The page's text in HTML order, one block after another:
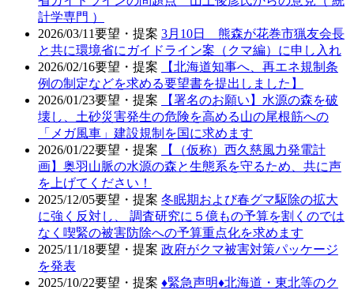
計学専門 ）
2026/03/11要望・提案 3月10日 熊森が花巻市猟友会長
と共に環境省にガイドライン案（クマ編）に申し入れ
2026/02/16要望・提案
【北海道知事へ、再エネ規制条
例の制定などを求める要望書を提出しました】
2026/01/23要望・提案
【署名のお願い】水源の森を破
壊し、土砂災害発生の危険を高める山の尾根筋への
「メガ風車」建設規制を国に求めます
2026/01/22要望・提案
【（仮称）西久慈風力発電計
画】奥羽山脈の水源の森と生態系を守るため、共に声
を上げてください！
2025/12/05要望・提案 冬眠期および春グマ駆除の拡大
に強く反対し、 調査研究に５億もの予算を割くのでは
なく喫緊の被害防除への予算重点化を求めます
2025/11/18要望・提案 政府がクマ被害対策パッケージ
を発表
2025/10/22要望・提案 ♦️緊急声明♦️北海道・東北等のク